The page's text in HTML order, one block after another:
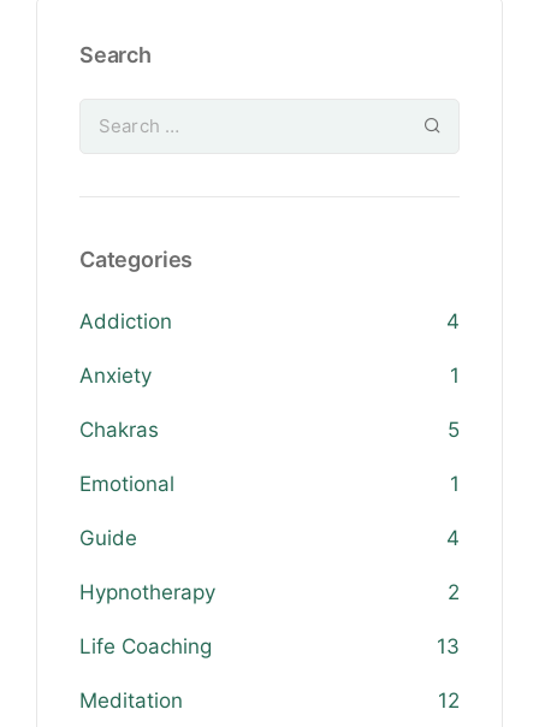
Search
Categories
Addiction 4
Anxiety 1
Chakras 5
Emotional 1
Guide 4
Hypnotherapy 2
Life Coaching 13
Meditation 12